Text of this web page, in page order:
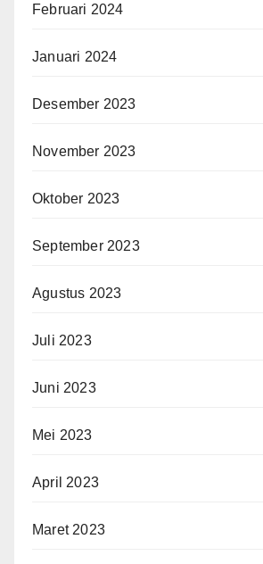
Februari 2024
Januari 2024
Desember 2023
November 2023
Oktober 2023
September 2023
Agustus 2023
Juli 2023
Juni 2023
Mei 2023
April 2023
Maret 2023